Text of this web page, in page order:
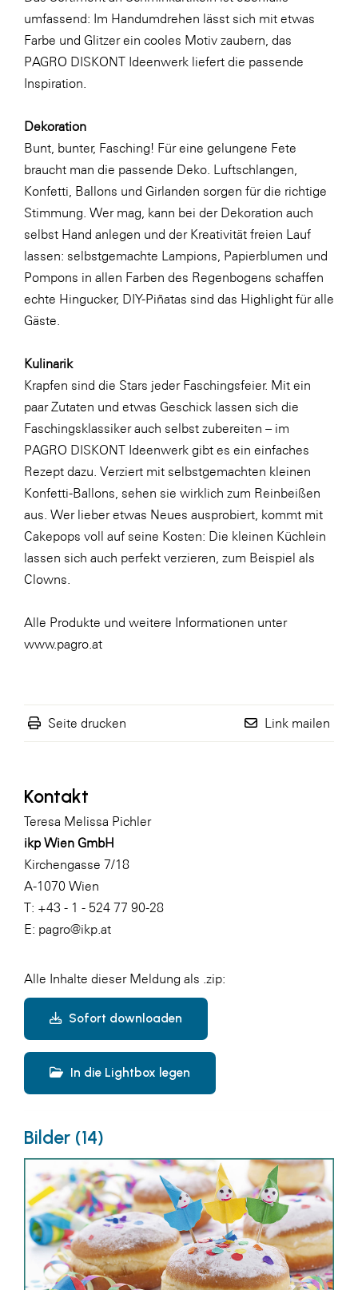
WKS Fachgruppe Finanzdienstleister
WK UBIT
Zühlke
Media
umfassend: Im Handumdrehen lässt sich mit etwas
Farbe und Glitzer ein cooles Motiv zaubern, das
PAGRO DISKONT Ideenwerk liefert die passende
Inspiration.
Dekoration
Bunt, bunter, Fasching! Für eine gelungene Fete
braucht man die passende Deko. Luftschlangen,
Konfetti, Ballons und Girlanden sorgen für die richtige
Stimmung. Wer mag, kann bei der Dekoration auch
selbst Hand anlegen und der Kreativität freien Lauf
lassen: selbstgemachte Lampions, Papierblumen und
Pompons in allen Farben des Regenbogens schaffen
echte Hingucker, DIY-Piñatas sind das Highlight für alle
Gäste.
Kulinarik
Krapfen sind die Stars jeder Faschingsfeier. Mit ein
paar Zutaten und etwas Geschick lassen sich die
Faschingsklassiker auch selbst zubereiten – im
PAGRO DISKONT Ideenwerk gibt es ein einfaches
Rezept dazu. Verziert mit selbstgemachten kleinen
Konfetti-Ballons , sehen sie wirklich zum Reinbeißen
aus. Wer lieber etwas Neues ausprobiert, kommt mit
Cakepops voll auf seine Kosten: Die kleinen Küchlein
lassen sich auch perfekt verzieren, zum Beispiel als
Clowns.
Alle Produkte und weitere Informationen unter
www.pagro.at
Seite drucken Link mailen
Kontakt
Teresa Melissa Pichler
ikp Wien GmbH
Kirchengasse 7/18
A-1070 Wien
T: +43 - 1 - 524 77 90-28
E: pagro@ikp.at
Alle Inhalte dieser Meldung als .zip:
Sofort downloaden
In die Lightbox legen
Bilder (14)